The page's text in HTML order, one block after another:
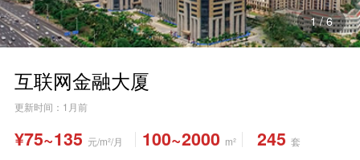
1/6
互联网金融大厦
更新时间：1月前
¥75~135 元/m²/月 100~2000 m² 245套